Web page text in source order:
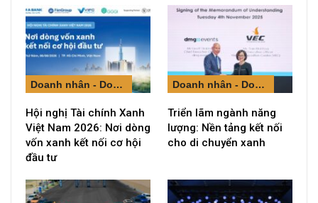
Doanh nhân - Doanh nghiệp
Hội nghị Tài chính Xanh
Việt Nam 2026: Nơi dòng
vốn xanh kết nối cơ hội
đầu tư
Doanh nhân - Doanh nghiệp
Triển lãm ngành năng
lượng: Nền tảng kết nối
cho di chuyển xanh